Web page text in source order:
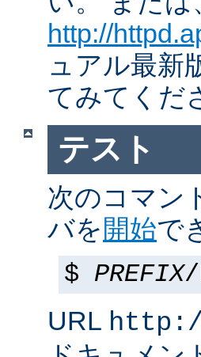
http://
ュアル最新
てみてくだ
テスト
次のコマン
バを 開始で
$ PREFIX/
URL